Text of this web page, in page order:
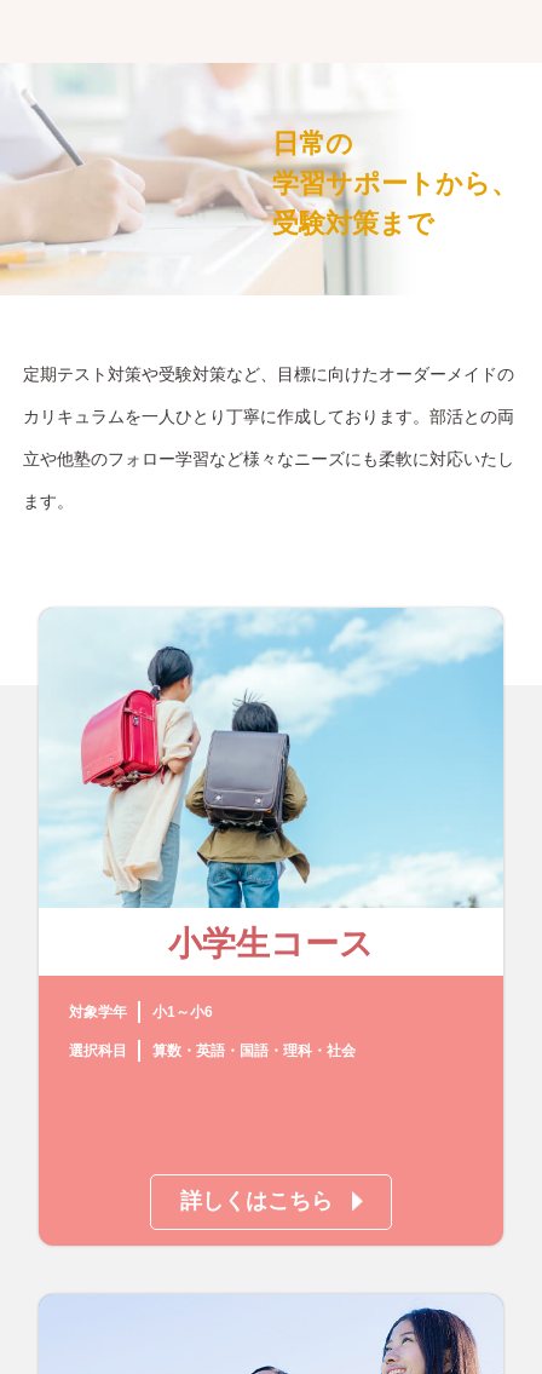
日常の
学習サポートから、
受験対策まで
定期テスト対策や受験対策など、目標に向けたオーダーメイドの
カリキュラムを一人ひとり丁寧に作成しております。部活との両
立や他塾のフォロー学習など様々なニーズにも柔軟に対応いたし
ます。
小学生コース
対象学年 小1～小6
選択科目 算数・英語・国語・理科・社会
詳しくはこちら